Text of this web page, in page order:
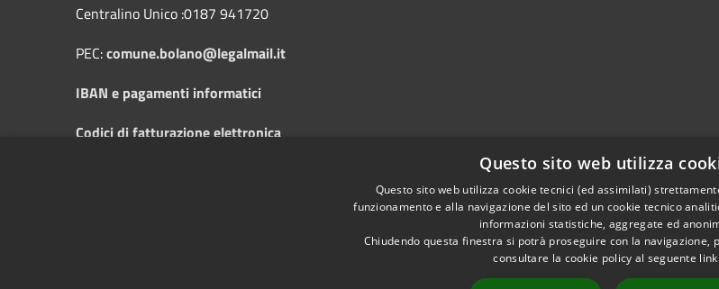
Centralino Unico :0187 941720
PEC:comune.bolano@legalmail.it
IBAN e pagamenti informatici
Codici di fatturazione elettronica
Questo sito web utilizza
Questo sito web utilizza cookie tecnici (ed assimilati)
funzionamento e alla navigazione del sito ed un cookie tecnico
informazioni statistiche, aggregate ed
Chiudendo questa finestra si potrà proseguire con la navigazione,
consultare la cookie policy al seguente link